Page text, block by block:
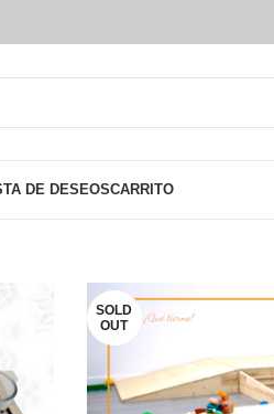
DE DESEOSCARRITO
SOLD
OUT